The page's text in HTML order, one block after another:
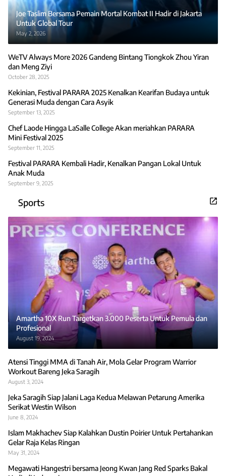
Joe Taslim Bersama Pemain Mortal Kombat II Hadir di Jakarta
Untuk Global Tour
May 2, 2026
WeTV Always More 2026 Gandeng Bintang Tiongkok Zhou Yiran
dan Meng Ziyi
October 28, 2025
Kekinian, Festival PARARA 2025 Kenalkan Kearifan Budaya untuk
Generasi Muda dengan Cara Asyik
September 13, 2025
Chef Laode Hingga LaSalle College Akan meriahkan PARARA
Mini Festival 2025
September 11, 2025
Festival PARARA Kembali Hadir, Kenalkan Pangan Lokal Untuk
Anak Muda
September 9, 2025
Sports
Amartha 10X Run Targetkan 3.000 Peserta Untuk Pemula dan
Profesional
August 19, 2024
Atensi Tinggi MMA di Tanah Air, Mola Gelar Program Warrior
Workout Bareng Jeka Saragih
August 3, 2024
Jeka Saragih Siap Jalani Laga Kedua Melawan Petarung Amerika
Serikat Westin Wilson
June 8, 2024
Islam Makhachev Siap Kalahkan Dustin Poirier Untuk Pertahankan
Gelar Raja Kelas Ringan
May 31, 2024
Megawati Hangestri bersama Jeong Kwan Jang Red Sparks Bakal